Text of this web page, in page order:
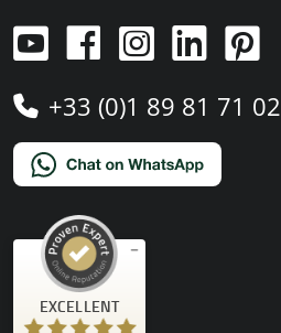
+33 (0)1 89 81 71 02
EXCELLENT
Commentaires et expériences des clients pour
profils